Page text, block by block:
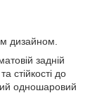
дизайном.
задній
та стійкості до
одношаровий